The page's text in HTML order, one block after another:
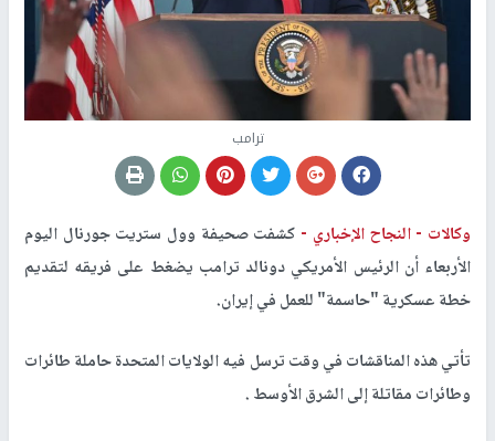
ترامب
وكالات -النجاح الإخباري - كشفت صحيفة وول ستريت جورنال اليوم
الأربعاء أن الرئيس الأمريكي دونالد ترامب يضغط على فريقه لتقديم
خطة عسكرية "حاسمة" للعمل في إيران.
تأتي هذه المناقشات في وقت ترسل فيه الولايات المتحدة حاملة طائرات
وطائرات مقاتلة إلى الشرق الأوسط .